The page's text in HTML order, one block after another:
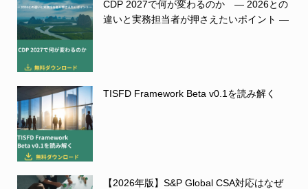
CDP 2027で何が変わるのか ― 2026との
違いと実務担当者が押さえたいポイント ―
TISFD Framework Beta v0.1を読み解く
【2026年版】S&P Global CSA対応はなぜ